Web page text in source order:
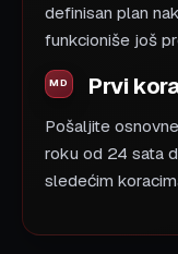
definisan plan
funkcioniše još
Prvi
Pošaljite
roku od 24 sata
sledećim